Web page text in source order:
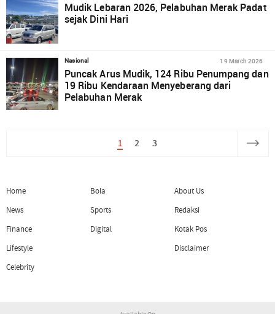
Mudik Lebaran 2026, Pelabuhan Merak Padat
sejak Dini Hari
Nasional 19 March 2026
Puncak Arus Mudik, 124 Ribu Penumpang dan
19 Ribu Kendaraan Menyeberang dari
Pelabuhan Merak
1 2 3
Home
News
Finance
Lifestyle
Celebrity
Bola
Sports
Digital
About Us
Redaksi
Kotak Pos
Disclaimer